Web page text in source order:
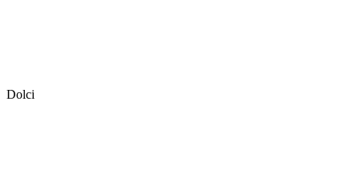
Dolci